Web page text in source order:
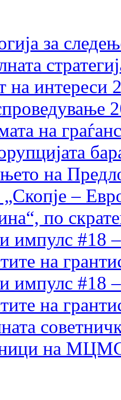
за
на интереси
на
на
–
по
импулс #18
на
импулс #18
на
на МЦМС